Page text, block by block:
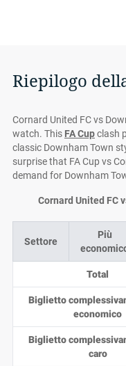
Riepilogo
Cornard United FC vs
watch. This FA Cupclash
classic Downham Town
surprise that FA Cup vs
demand for Downham
Settore
Più
Total
Biglietto
economico
Biglietto
caro
Cornard United FC